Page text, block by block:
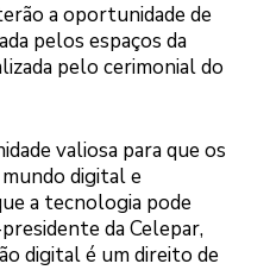
a oportunidade de
pelos espaços da
pelo cerimonial do
valiosa para que os
digital e
a tecnologia pode
da Celepar,
digital é um direito de